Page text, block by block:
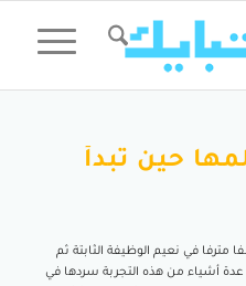
حين تبدأ
في نعيم الوظيفة الثابتة ثم
عدة أشياء من هذه التجربة سردها في